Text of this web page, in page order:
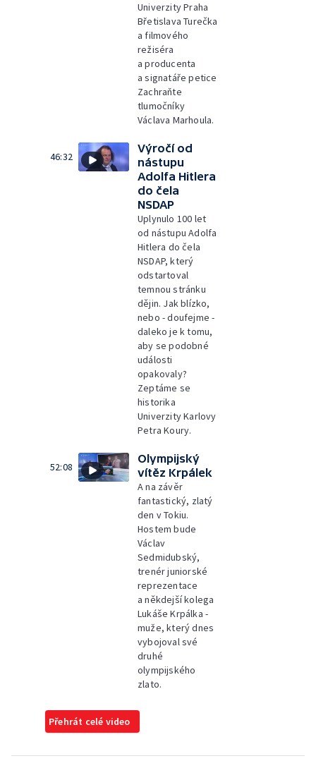
Univerzity Praha
Břetislava Turečka
a filmového
režiséra
a producenta
a signatáře petice
Zachraňte
tlumočníky
Václava Marhoula.
46:32
Výročí od
nástupu
Adolfa Hitlera
do čela
NSDAP
Uplynulo 100 let
od nástupu Adolfa
Hitlera do čela
NSDAP, který
odstartoval
temnou stránku
dějin. Jak blízko,
nebo - doufejme -
daleko je k tomu,
aby se podobné
události
opakovaly?
Zeptáme se
historika
Univerzity Karlovy
Petra Koury.
52:08
Olympijský
vítěz Krpálek
A na závěr
fantastický, zlatý
den v Tokiu.
Hostem bude
Václav
Sedmidubský,
trenér juniorské
reprezentace
a někdejší kolega
Lukáše Krpálka -
muže, který dnes
vybojoval své
druhé
olympijského
zlato.
Přehrát celé video